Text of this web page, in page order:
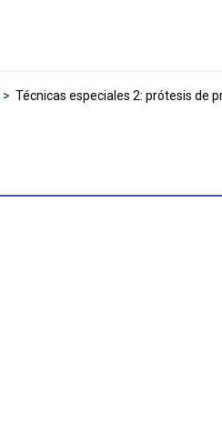
> Técnicas especiales 2: prótesis de